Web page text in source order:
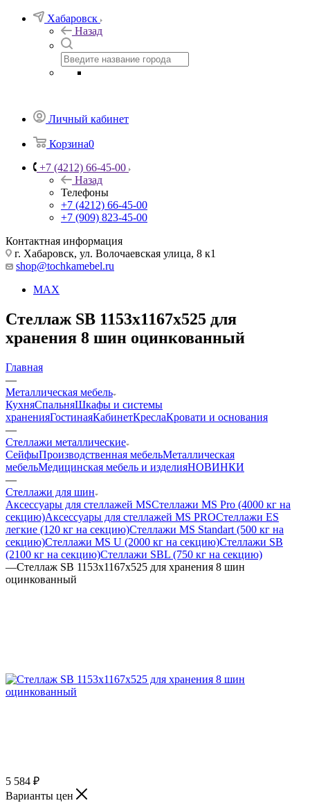
Хабаровск
Назад
Личный кабинет
Корзина0
+7 (4212) 66-45-00
Назад
Телефоны
+7 (4212) 66-45-00
+7 (909) 823-45-00
Контактная информация
г. Хабаровск, ул. Волочаевская улица, 8 к1
shop@tochkamebel.ru
MAX
Стеллаж SB 1153х1167х525 для
хранения 8 шин оцинкованный
Главная
—
Металлическая мебель
КухняСпальняШкафы и системы
храненияГостинаяКабинетКреслаКровати и основания
—
Стеллажи металлические
СейфыПроизводственная мебельМеталлическая
мебельМедицинская мебель и изделияНОВИНКИ
—
Стеллажи для шин
Аксессуары для стеллажей MSСтеллажи MS Pro (4000 кг на
секцию)Аксессуары для стеллажей MS PROСтеллажи ES
легкие (120 кг на секцию)Стеллажи MS Standart (500 кг на
секцию)Стеллажи MS U (2000 кг на секцию)Стеллажи SB
(2100 кг на секцию)Стеллажи SBL (750 кг на секцию)
—Стеллаж SB 1153х1167х525 для хранения 8 шин
оцинкованный
5 584 ₽
Варианты цен